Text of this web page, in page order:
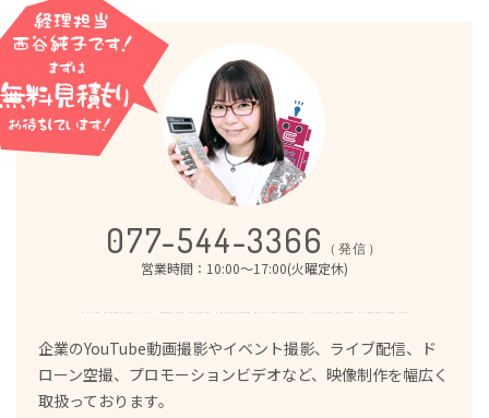
077-544-3366 （発信）
営業時間：10:00～17:00(火曜定休)
企業のYouTube動画撮影やイベント撮影、ライブ配信、ド
ローン空撮、プロモーションビデオなど、映像制作を幅広く
取扱っております。